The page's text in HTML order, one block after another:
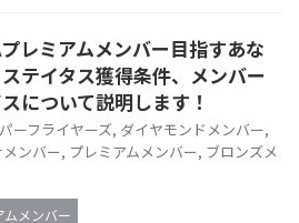
プレミアムメンバー目指すあな
テイタス獲得条件、メンバー
について説明します！
ーフライヤーズ, ダイヤモンドメンバー,
ンバー, プレミアムメンバー, ブロンズメ
ムメンバー